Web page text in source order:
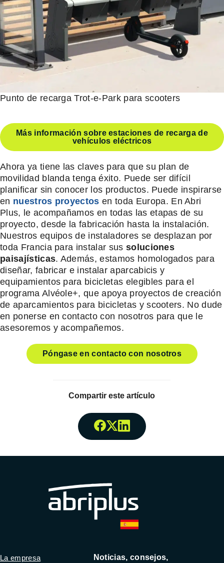
Punto de recarga Trot-e-Park para scooters
Más información sobre estaciones de recarga de
vehículos eléctricos
Ahora ya tiene las claves para que su plan de
movilidad blanda tenga éxito. Puede ser difícil
planificar sin conocer los productos. Puede inspirarse
en nuestros proyectos en toda Europa. En Abri
Plus, le acompañamos en todas las etapas de su
proyecto, desde la fabricación hasta la instalación.
Nuestros equipos de instaladores se desplazan por
toda Francia para instalar sus soluciones
paisajísticas. Además, estamos homologados para
diseñar, fabricar e instalar aparcabicis y
equipamientos para bicicletas elegibles para el
programa Alvéole+, que apoya proyectos de creación
de aparcamientos para bicicletas y scooters. No dude
en ponerse en contacto con nosotros para que le
asesoremos y acompañemos.
Póngase en contacto con nosotros
Compartir este artículo
Compartir enFacebook
Compartir enTwitter
Compartir
La empresa
Noticias, consejos,